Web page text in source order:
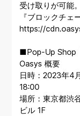
受け取りが可能。
『ブロックチェ
https://
■Pop-Up Shop
Oasys 概要
日時：2023年4
18:00
場所：東京都渋
ビル 1F